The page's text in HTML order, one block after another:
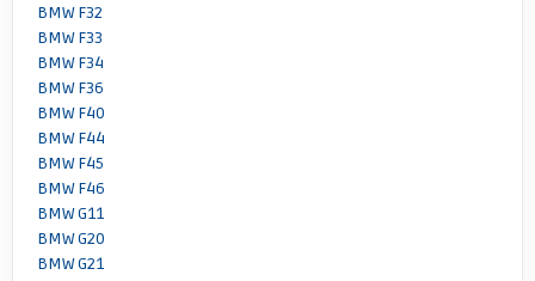
BMW F32
BMW F33
BMW F34
BMW F36
BMW F40
BMW F44
BMW F45
BMW F46
BMW G11
BMW G20
BMW G21